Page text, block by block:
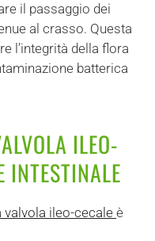
il passaggio dei
al crasso. Questa
l’integrità della flora
batterica
ILEO-
INTESTINALE
ileo-cecaleè